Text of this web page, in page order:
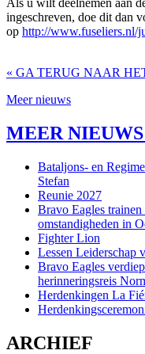
Als u wilt deelnemen aan
ingeschreven, doe dit dan
op http://www.fuseliers.nl/
« GA TERUG NAAR
Meer nieuws
MEER NIEUWS
Bataljons- en
Stefan
Reunie 2027
Bravo Eagles
omstandigheden in
Fighter Lion
Lessen Leiderschap
Bravo Eagles
herinneringsreis
Herdenkingen La
ARCHIEF